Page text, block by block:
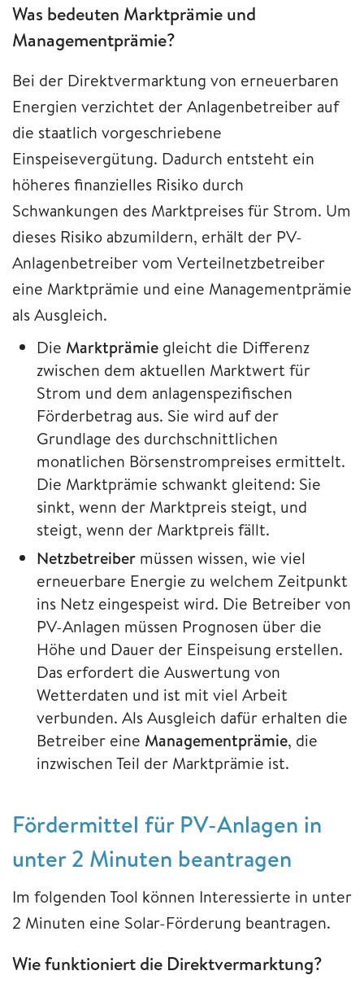
Was bedeuten Marktprämie und
Managementprämie?
Bei der Direktvermarktung von erneuerbaren
Energien verzichtet der Anlagenbetreiber auf
die staatlich vorgeschriebene
Einspeisevergütung. Dadurch entsteht ein
höheres finanzielles Risiko durch
Schwankungen des Marktpreises für Strom. Um
dieses Risiko abzumildern, erhält der PV-
Anlagenbetreiber vom Verteilnetzbetreiber
eine Marktprämie und eine Managementprämie
als Ausgleich.
Die Marktprämie gleicht die Differenz
zwischen dem aktuellen Marktwert für
Strom und dem anlagenspezifischen
Förderbetrag aus. Sie wird auf der
Grundlage des durchschnittlichen
monatlichen Börsenstrompreises ermittelt.
Die Marktprämie schwankt gleitend: Sie
sinkt, wenn der Marktpreis steigt, und
steigt, wenn der Marktpreis fällt.
Netzbetreiber müssen wissen, wie viel
erneuerbare Energie zu welchem Zeitpunkt
ins Netz eingespeist wird. Die Betreiber von
PV-Anlagen müssen Prognosen über die
Höhe und Dauer der Einspeisung erstellen.
Das erfordert die Auswertung von
Wetterdaten und ist mit viel Arbeit
verbunden. Als Ausgleich dafür erhalten die
Betreiber eine Managementprämie, die
inzwischen Teil der Marktprämie ist.
Fördermittel für PV-Anlagen in
unter 2 Minuten beantragen
Im folgenden Tool können Interessierte in unter
2 Minuten eine Solar-Förderung beantragen.
Wie funktioniert die Direktvermarktung?